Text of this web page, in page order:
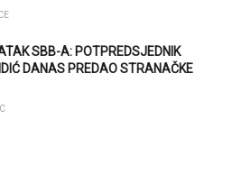
SBB-A: POTPREDSJEDNIK
DANAS PREDAO STRANAČKE